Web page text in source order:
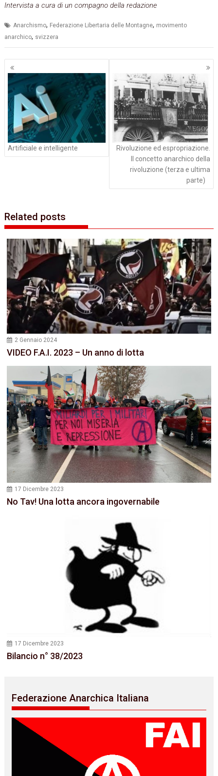
Intervista a cura di un compagno della redazione
Anarchismo, Federazione Libertaria delle Montagne, movimento
anarchico, svizzera
Navigazione
articoli
Artificiale e intelligente
Rivoluzione ed espropriazione.
Il concetto anarchico della
rivoluzione (terza e ultima
parte)
Related posts
2 Gennaio 2024
VIDEO F.A.I. 2023 – Un anno di lotta
17 Dicembre 2023
No Tav! Una lotta ancora ingovernabile
17 Dicembre 2023
Bilancio n° 38/2023
Federazione Anarchica Italiana